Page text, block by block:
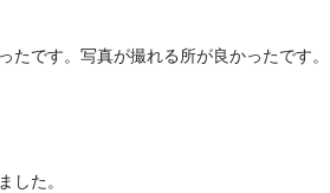
です。写真が撮れる所が良かったです。
た。